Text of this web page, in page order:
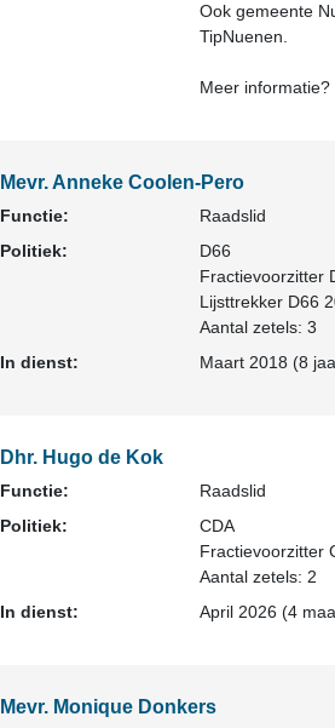
Ook gemeente
TipNuenen.
Meer informatie?
Mevr. Anneke Coolen-Pero
Functie:
Raadslid
Politiek:
D66
Fractievoorzitter
Lijsttrekker D66
Aantal zetels: 3
In dienst:
Maart 2018 (8
Dhr. Hugo de Kok
Functie:
Raadslid
Politiek:
CDA
Fractievoorzitter
Aantal zetels: 2
In dienst:
April 2026 (4
Mevr. Monique Donkers